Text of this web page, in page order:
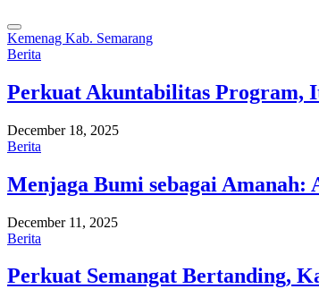
Kemenag Kab. Semarang
Berita
Perkuat Akuntabilitas Program,
December 18, 2025
Berita
Menjaga Bumi sebagai
December 11, 2025
Berita
Perkuat Semangat Bertanding,